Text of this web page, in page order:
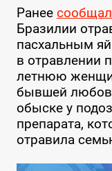
Ранее
Бразилии
пасхальным
в отравлении
летнюю
бывшей
обыске у
препарата,
отравила